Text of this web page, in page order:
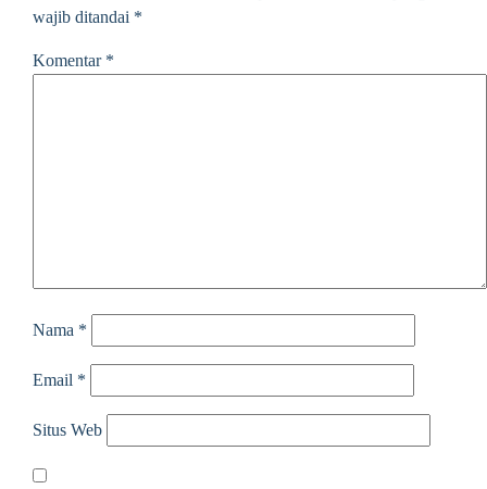
wajib ditandai *
Komentar *
Nama *
Email *
Situs Web